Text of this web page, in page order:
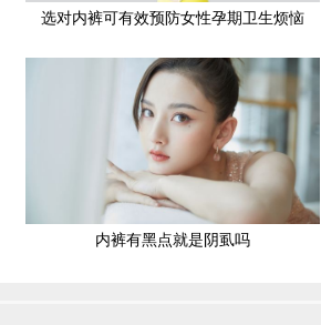
选对内裤可有效预防女性孕期卫生烦恼
内裤有黑点就是阴虱吗